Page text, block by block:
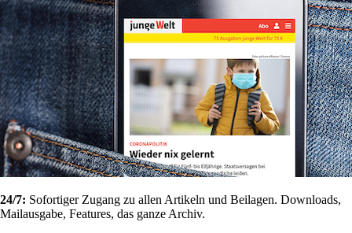
24/7: Sofortiger Zugang zu allen Artikeln und Beilagen. Downloads,
Mailausgabe, Features, das ganze Archiv.